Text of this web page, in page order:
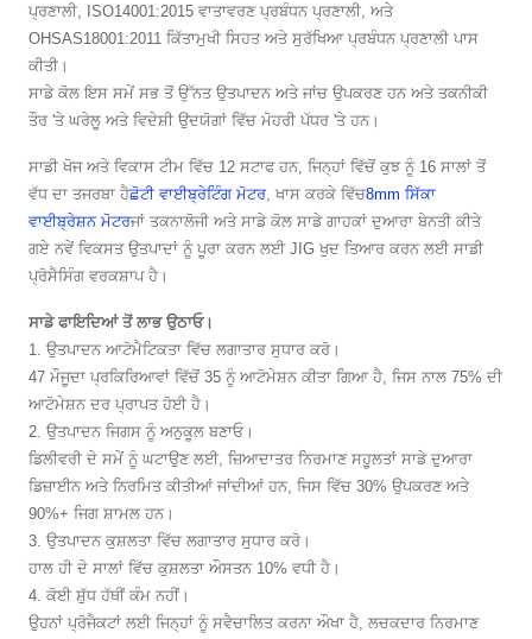
ਪ੍ਰਣਾਲੀ, ISO14001:2015 ਵਾਤਾਵਰਣ ਪ੍ਰਬੰਧਨ ਪ੍ਰਣਾਲੀ, ਅਤੇ
OHSAS18001:2011 ਕਿੱਤਾਮੁਖੀ ਸਿਹਤ ਅਤੇ ਸੁਰੱਖਿਆ ਪ੍ਰਬੰਧਨ ਪ੍ਰਣਾਲੀ ਪਾਸ
ਕੀਤੀ।
ਸਾਡੇ ਕੋਲ ਇਸ ਸਮੇਂ ਸਭ ਤੋਂ ਉੱਨਤ ਉਤਪਾਦਨ ਅਤੇ ਜਾਂਚ ਉਪਕਰਣ ਹਨ ਅਤੇ ਤਕਨੀਕੀ
ਤੌਰ 'ਤੇ ਘਰੇਲੂ ਅਤੇ ਵਿਦੇਸ਼ੀ ਉਦਯੋਗਾਂ ਵਿੱਚ ਮੋਹਰੀ ਪੱਧਰ 'ਤੇ ਹਨ।
ਸਾਡੀ ਖੋਜ ਅਤੇ ਵਿਕਾਸ ਟੀਮ ਵਿੱਚ 12 ਸਟਾਫ ਹਨ, ਜਿਨ੍ਹਾਂ ਵਿੱਚੋਂ ਕੁਝ ਨੂੰ 16 ਸਾਲਾਂ ਤੋਂ
ਵੱਧ ਦਾ ਤਜਰਬਾ ਹੈਛੋਟੀ ਵਾਈਬ੍ਰੇਟਿੰਗ ਮੋਟਰ, ਖਾਸ ਕਰਕੇ ਵਿੱਚ8mm ਸਿੱਕਾ
ਵਾਈਬ੍ਰੇਸ਼ਨ ਮੋਟਰਜਾਂ ਤਕਨਾਲੋਜੀ ਅਤੇ ਸਾਡੇ ਕੋਲ ਸਾਡੇ ਗਾਹਕਾਂ ਦੁਆਰਾ ਬੇਨਤੀ ਕੀਤੇ
ਗਏ ਨਵੇਂ ਵਿਕਸਤ ਉਤਪਾਦਾਂ ਨੂੰ ਪੂਰਾ ਕਰਨ ਲਈ JIG ਖੁਦ ਤਿਆਰ ਕਰਨ ਲਈ ਸਾਡੀ
ਪ੍ਰੋਸੈਸਿੰਗ ਵਰਕਸ਼ਾਪ ਹੈ।
ਸਾਡੇ ਫਾਇਦਿਆਂ ਤੋਂ ਲਾਭ ਉਠਾਓ।
1. ਉਤਪਾਦਨ ਆਟੋਮੈਟਿਕਤਾ ਵਿੱਚ ਲਗਾਤਾਰ ਸੁਧਾਰ ਕਰੋ।
47 ਮੌਜੂਦਾ ਪ੍ਰਕਿਰਿਆਵਾਂ ਵਿੱਚੋਂ 35 ਨੂੰ ਆਟੋਮੇਸ਼ਨ ਕੀਤਾ ਗਿਆ ਹੈ, ਜਿਸ ਨਾਲ 75% ਦੀ
ਆਟੋਮੇਸ਼ਨ ਦਰ ਪ੍ਰਾਪਤ ਹੋਈ ਹੈ।
2. ਉਤਪਾਦਨ ਜਿਗਸ ਨੂੰ ਅਨੁਕੂਲ ਬਣਾਓ।
ਡਿਲੀਵਰੀ ਦੇ ਸਮੇਂ ਨੂੰ ਘਟਾਉਣ ਲਈ, ਜ਼ਿਆਦਾਤਰ ਨਿਰਮਾਣ ਸਹੂਲਤਾਂ ਸਾਡੇ ਦੁਆਰਾ
ਡਿਜ਼ਾਈਨ ਅਤੇ ਨਿਰਮਿਤ ਕੀਤੀਆਂ ਜਾਂਦੀਆਂ ਹਨ, ਜਿਸ ਵਿੱਚ 30% ਉਪਕਰਣ ਅਤੇ
90%+ ਜਿਗ ਸ਼ਾਮਲ ਹਨ।
3. ਉਤਪਾਦਨ ਕੁਸ਼ਲਤਾ ਵਿੱਚ ਲਗਾਤਾਰ ਸੁਧਾਰ ਕਰੋ।
ਹਾਲ ਹੀ ਦੇ ਸਾਲਾਂ ਵਿੱਚ ਕੁਸ਼ਲਤਾ ਔਸਤਨ 10% ਵਧੀ ਹੈ।
4. ਕੋਈ ਸ਼ੁੱਧ ਹੱਥੀਂ ਕੰਮ ਨਹੀਂ।
ਉਹਨਾਂ ਪ੍ਰੋਜੈਕਟਾਂ ਲਈ ਜਿਨ੍ਹਾਂ ਨੂੰ ਸਵੈਚਾਲਿਤ ਕਰਨਾ ਔਖਾ ਹੈ, ਲਚਕਦਾਰ ਨਿਰਮਾਣ